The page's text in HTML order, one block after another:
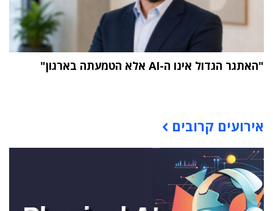
"האתגר הגדול אינו ה-AI אלא הטמעתה בארגון"
אירועים קרובים